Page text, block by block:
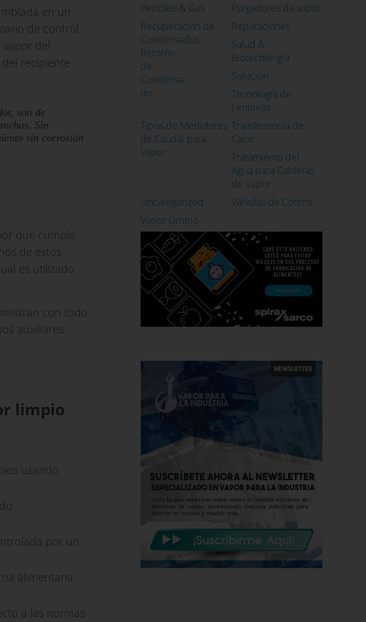
en un
de control
del
recipiente
son de
Sin
sin corrosión
que cumple
de estos
es utilizado
con todo
auxiliares
limpio
usando
por un
alimentaria
a las normas
Petróleo & Gas
Purgadores de vapor
Recuperación de
Condensados
Retorno
de
Condensa
do
Reparaciones
Salud &
Biotecnología
Solución
Tecnología de
Limpieza
Tipos de Medidores
de Caudal para
Vapor
Transferencia de
Calor
Tratamiento del
Agua para Calderas
de Vapor
Uncategorized
Válvulas de Control
Vapor Limpio